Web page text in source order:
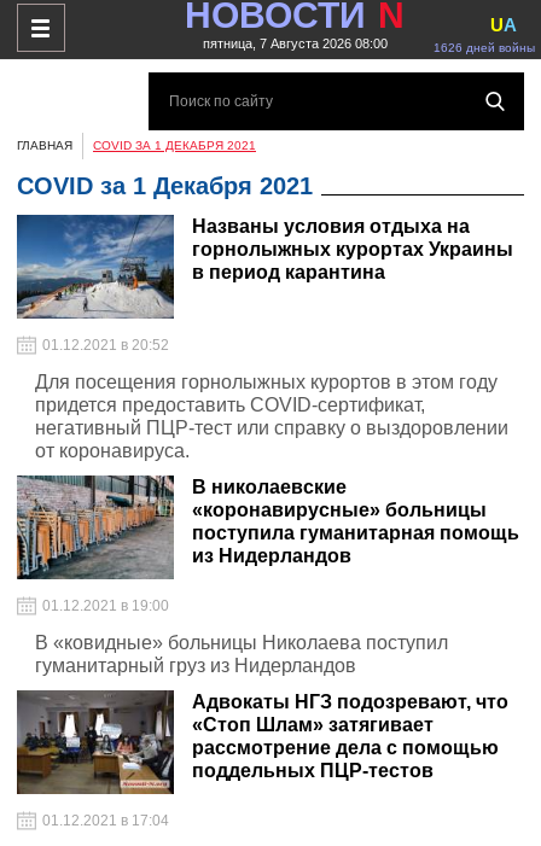
НОВОСТИ N
пятница, 7 Августа 2026 08:00 1626 дней войны
UA
ГЛАВНАЯ COVID ЗА 1 ДЕКАБРЯ 2021
COVID за 1 Декабря 2021
Названы условия отдыха на
горнолыжных курортах Украины
в период карантина
01.12.2021 в 20:52
Для посещения горнолыжных курортов в этом году
придется предоставить COVID-сертификат,
негативный ПЦР-тест или справку о выздоровлении
от коронавируса.
В николаевские
«коронавирусные» больницы
поступила гуманитарная помощь
из Нидерландов
01.12.2021 в 19:00
В «ковидные» больницы Николаева поступил
гуманитарный груз из Нидерландов
Адвокаты НГЗ подозревают, что
«Стоп Шлам» затягивает
рассмотрение дела с помощью
поддельных ПЦР-тестов
01.12.2021 в 17:04